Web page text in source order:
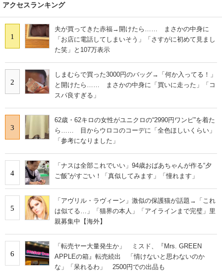
アクセスランキング
1
夫が買ってきた赤福→開けたら…… まさかの中身に
「お店に電話してしまいそう」「さすがに初めて見まし
た笑」と107万表示
2
しまむらで買った3000円のバッグ→「何か入ってる！」
と開けたら…… まさかの中身に「買いに走った」「コ
スパ良すぎる」
3
62歳・62キロの女性がユニクロの“2990円ワンピ”を着た
ら…… 目からウロコのコーデに「全色ほしいくらい」
「参考になりました」
4
「ナスは全部これでいい」94歳おばあちゃんが作る“夕
ご飯”がすごい！「真似してみます」「憧れます」
5
「アヴリル・ラヴィーン」激似の保護猫が話題→「これ
は似てる…」「猫界の本人」「アイラインまで完璧」里
親募集中【海外】
6
「転売ヤー大量発生か」 ミスド、『Mrs. GREEN
APPLEの箱』転売続出 「情けないと思わないのか
な」「呆れるわ」 2500円での出品も